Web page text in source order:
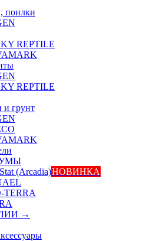
поилки
REPTILE
REPTILE
и грунт
(Arcadia)НОВИНКА
TERRA
→